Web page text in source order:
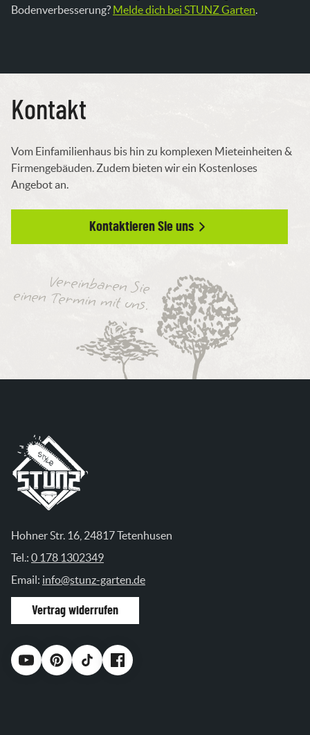
Bodenverbesserung? Melde dich bei STUNZ Garten
Kontakt
Vom Einfamilienhaus bis hin zu komplexen Mieteinheiten &
Firmengebäuden. Zudem bieten wir ein Kostenloses
Angebot an.
Kontaktieren Sie uns
Vereinbaren Sie
einen Termin mit uns.
Hohner Str. 16, 24817 Tetenhusen
Tel.: 0 178 1302349
Email: info@stunz-garten.de
Vertrag widerrufen